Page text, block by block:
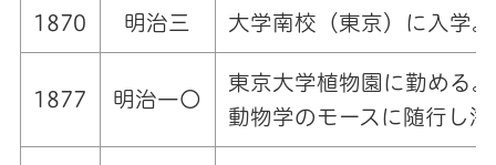
1870 明治三 大学南校（東京）に入学。
1877 明治一〇
東京大学植物園に勤める。
動物学のモースに随行し